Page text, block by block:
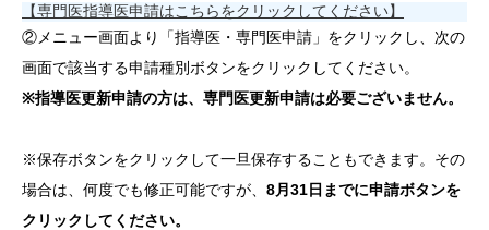
【専門医指導医申請はこちらをクリックしてください】
②メニュー画面より「指導医・専門医申請」をクリックし、次の
画面で該当する申請種別ボタンをクリックしてください。
※指導医更新申請の方は、専門医更新申請は必要ございません。
※保存ボタンをクリックして一旦保存することもできます。その
場合は、何度でも修正可能ですが、 8月31日までに申請ボタンを
クリックしてください。